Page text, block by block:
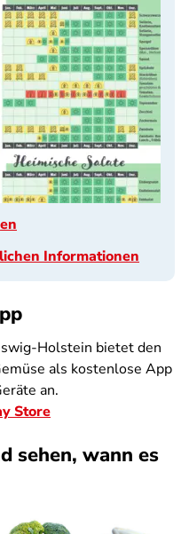
Informationen
Holstein bietet den
als kostenlose App
an.
Store
sehen, wann es